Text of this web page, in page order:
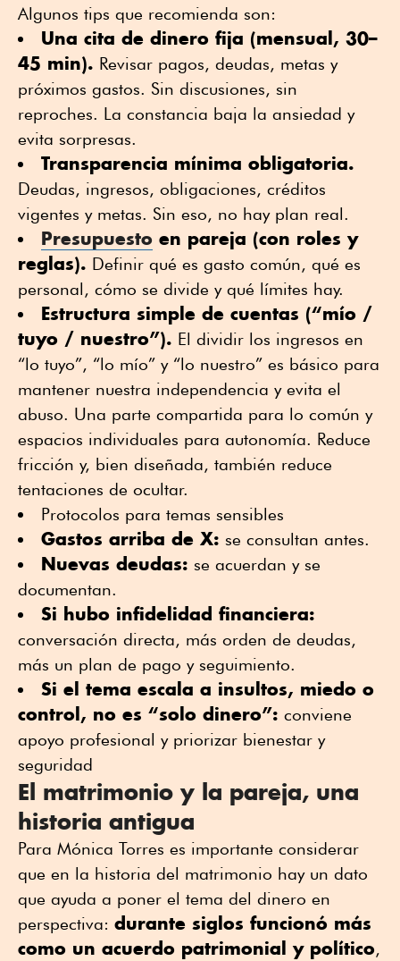
Algunos tips que recomienda son:
Una cita de dinero fija (mensual, 30–
45 min). Revisar pagos, deudas, metas y
próximos gastos. Sin discusiones, sin
reproches. La constancia baja la ansiedad y
evita sorpresas.
Transparencia mínima obligatoria.
Deudas, ingresos, obligaciones, créditos
vigentes y metas. Sin eso, no hay plan real.
Presupuesto en pareja (con roles y
reglas). Definir qué es gasto común, qué es
personal, cómo se divide y qué límites hay.
Estructura simple de cuentas (“mío /
tuyo / nuestro”). El dividir los ingresos en
“lo tuyo”, “lo mío” y “lo nuestro” es básico para
mantener nuestra independencia y evita el
abuso. Una parte compartida para lo común y
espacios individuales para autonomía. Reduce
fricción y, bien diseñada, también reduce
tentaciones de ocultar.
Protocolos para temas sensibles
Gastos arriba de X: se consultan antes.
Nuevas deudas: se acuerdan y se
documentan.
Si hubo infidelidad financiera:
conversación directa, más orden de deudas,
más un plan de pago y seguimiento.
Si el tema escala a insultos, miedo o
control, no es “solo dinero”: conviene
apoyo profesional y priorizar bienestar y
seguridad
El matrimonio y la pareja, una
historia antigua
Para Mónica Torres es importante considerar
que en la historia del matrimonio hay un dato
que ayuda a poner el tema del dinero en
perspectiva: durante siglos funcionó más
como un acuerdo patrimonial y político,